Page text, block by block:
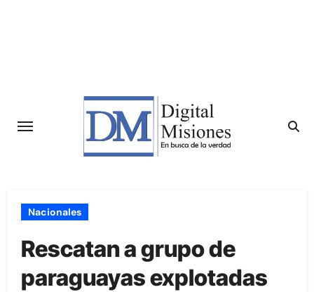
Nacionales
Rescatan a grupo de
paraguayas explotadas